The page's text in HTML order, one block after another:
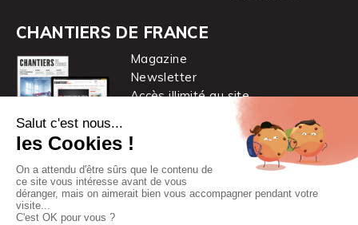
CHANTIERS DE FRANCE
Magazine
Newsletter
Accès illimité au site
Chantiers de France est une marque